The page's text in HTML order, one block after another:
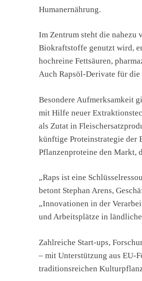
Humanernährung.
Im Zentrum steht die nahezu
Biokraftstoffe genutzt wird,
hochreine Fettsäuren,
Auch Rapsöl-Derivate für die
Besondere Aufmerksamkeit
mit Hilfe neuer
als Zutat in
künftige Proteinstrategie der
Pflanzenproteine den Markt,
„Raps ist eine
betont Stephan Arens,
„Innovationen in der
und Arbeitsplätze in
Zahlreiche Start-ups,
– mit Unterstützung aus EU-
traditionsreichen